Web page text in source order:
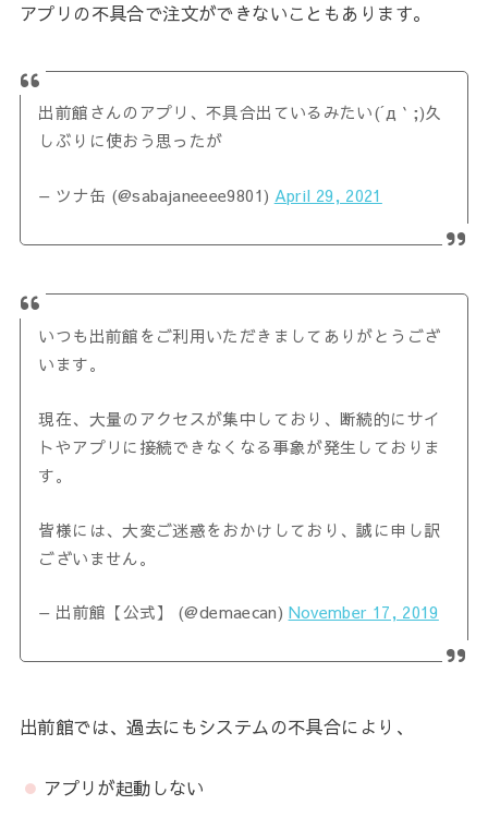
アプリの不具合で注文ができないこともあります。
出前館さんのアプリ、不具合出ているみたい(´д｀;)久
しぶりに使おう思ったが
— ツナ缶 (@sabajaneeee9801) April 29, 2021
いつも出前館をご利用いただきましてありがとうござ
います。
現在、大量のアクセスが集中しており、断続的にサイ
トやアプリに接続できなくなる事象が発生しておりま
す。
皆様には、大変ご迷惑をおかけしており、誠に申し訳
ございません。
— 出前館【公式】 (@demaecan) November 17, 2019
出前館では、過去にもシステムの不具合により、
アプリが起動しない